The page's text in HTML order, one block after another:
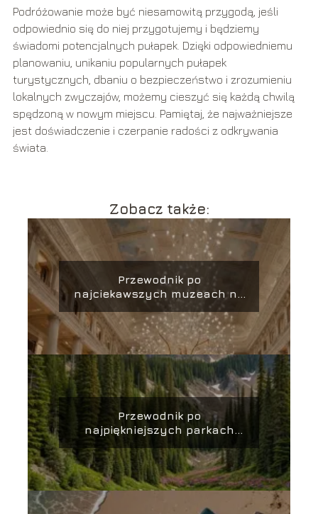
Podróżowanie może być niesamowitą przygodą, jeśli
odpowiednio się do niej przygotujemy i będziemy
świadomi potencjalnych pułapek. Dzięki odpowiedniemu
planowaniu, unikaniu popularnych pułapek
turystycznych, dbaniu o bezpieczeństwo i zrozumieniu
lokalnych zwyczajów, możemy cieszyć się każdą chwilą
spędzoną w nowym miejscu. Pamiętaj, że najważniejsze
jest doświadczenie i czerpanie radości z odkrywania
świata.
Zobacz także:
Przewodnik po
najciekawszych muzeach na
świecie
Przewodnik po
najpiękniejszych parkach
narodowych na świecie